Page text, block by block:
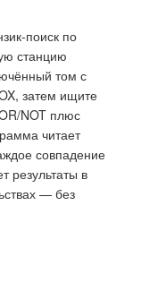
поиск по
станцию
том с
затем ищите
NOT плюс
читает
совпадение
результаты в
— без